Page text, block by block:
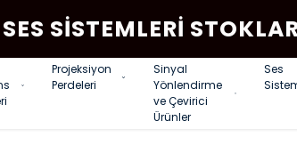
SISTEMLERI
Projeksiyon
Perdeleri
Sinyal
Yönlendirme
ve Çevirici
Ürünler
Ses